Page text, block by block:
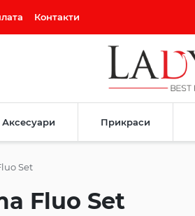
Контакти
Аксесуари Прикраси
Set
Fluo Set